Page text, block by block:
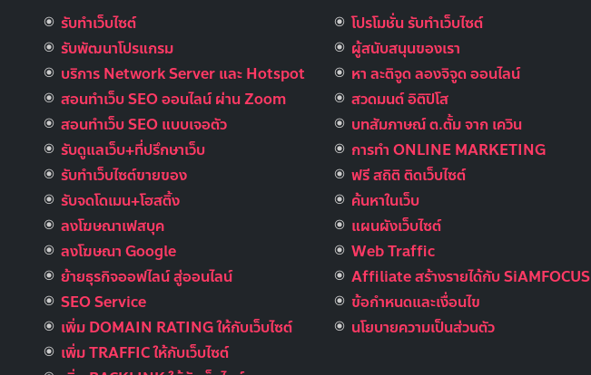
รับทำเว็บไซต์
รับพัฒนาโปรแกรม
บริการ Network Server และ Hotspot
สอนทำเว็บ SEO ออนไลน์ ผ่าน Zoom
สอนทำเว็บ SEO แบบเจอตัว
รับดูแลเว็บ+ที่ปรึกษาเว็บ
รับทําเว็บไซต์ขายของ
รับจดโดเมน+โฮสติ้ง
ลงโฆษณาเฟสบุค
ลงโฆษณา Google
ย้ายธุรกิจออฟไลน์ สู่ออนไลน์
SEO Service
เพิ่ม DOMAIN RATING ให้กับเว็บไซต์
เพิ่ม TRAFFIC ให้กับเว็บไซต์
โปรโมชั่น รับทำเว็บไซต์
ผู้สนับสนุนของเรา
หา ละติจูด ลองจิจูด ออนไลน์
สวดมนต์ อิติปิโส
บทสัมภาษณ์ ต.ตั้ม จาก เควิน
การทำ ONLINE MARKETING
ฟรี สถิติ ติดเว็บไซต์
ค้นหาในเว็บ
แผนผังเว็บไซต์
Web Traffic
Affiliate สร้างรายได้กับ SiAMFOCUS
ข้อกำหนดและเงื่อนไข
นโยบายความเป็นส่วนตัว